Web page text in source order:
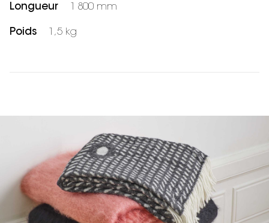
Longueur 1 800 mm
Poids 1,5 kg